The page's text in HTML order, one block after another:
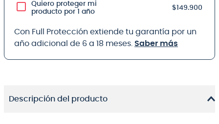
Quiero proteger mi
producto por 1 año
$149.900
Con Full Protección extiende tu garantía por un
año adicional de 6 a 18 meses. Saber más
Descripción del producto